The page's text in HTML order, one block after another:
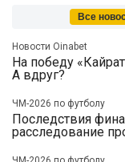
Все
Новости Oinabet
На победу
А вдруг?
ЧМ-2026 по футболу
Последствия
расследование